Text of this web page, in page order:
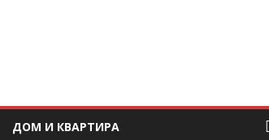
ДОМ И КВАРТИРА